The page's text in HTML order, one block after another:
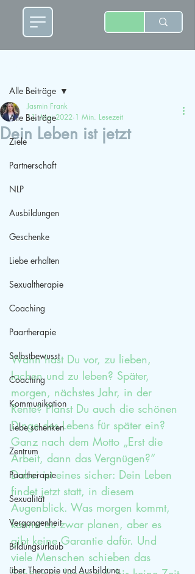
Alle Beiträge
Ziele
Partnerschaft
NLP
Ausbildungen
Geschenke
Liebe erhalten
Sexualtherapie
Coaching
Paartherapie
Selbstbewusst
Coaching
Kommunikation
Liebe schenken
Zentrum
Paartherapie
Sexualität
Vergangenheit
Bildungsurlaub
über Therapie und Ausbildung
Alle Beiträge
Dein Leben ist jetzt
Jasmin Frank
11. Mai 2022 1 Min. Lesezeit
Wann hast Du vor, zu lieben,
lachen und zu leben? Später,
morgen, nächstes Jahr, in der
Rente? Planst Du auch die schönen
Dinge des Lebens für später ein?
Ganz nach dem Motto „Erst die
Arbeit, dann das Vergnügen?“
Dabei ist eines sicher: Dein Leben
findet jetzt statt, in diesem
Augenblick. Was morgen kommt,
kannst du zwar planen, aber es
gibt keine Garantie dafür. Und
viele Menschen schieben das